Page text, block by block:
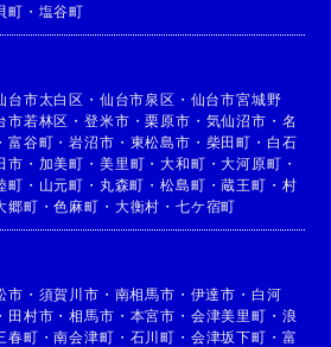
町 ・ 塩谷町
台市太白区 ・ 仙台市泉区 ・ 仙台市宮城野
市若林区 ・登米市 ・栗原市 ・ 気仙沼市 ・ 名
・富谷町 ・岩沼市 ・ 東松島市 ・ 柴田町 ・ 白石
市 ・ 加美町 ・ 美里町 ・大和町 ・大河原町 ・
町 ・ 山元町 ・ 丸森町 ・松島町 ・蔵王町 ・ 村
郷町 ・色麻町 ・ 大衡村 ・ 七ケ宿町
市 ・ 須賀川市 ・ 南相馬市 ・ 伊達市 ・ 白河
・ 田村市 ・相馬市 ・ 本宮市 ・ 会津美里町 ・ 浪
春町 ・南会津町 ・ 石川町 ・ 会津坂下町 ・ 富